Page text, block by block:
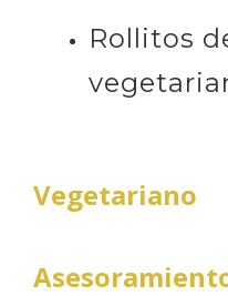
Rollitos
Vegetariano